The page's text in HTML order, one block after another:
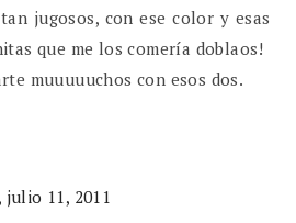
jugosos, con ese color y esas
que me los comería doblaos!
muuuuuchos con esos dos.
julio 11, 2011